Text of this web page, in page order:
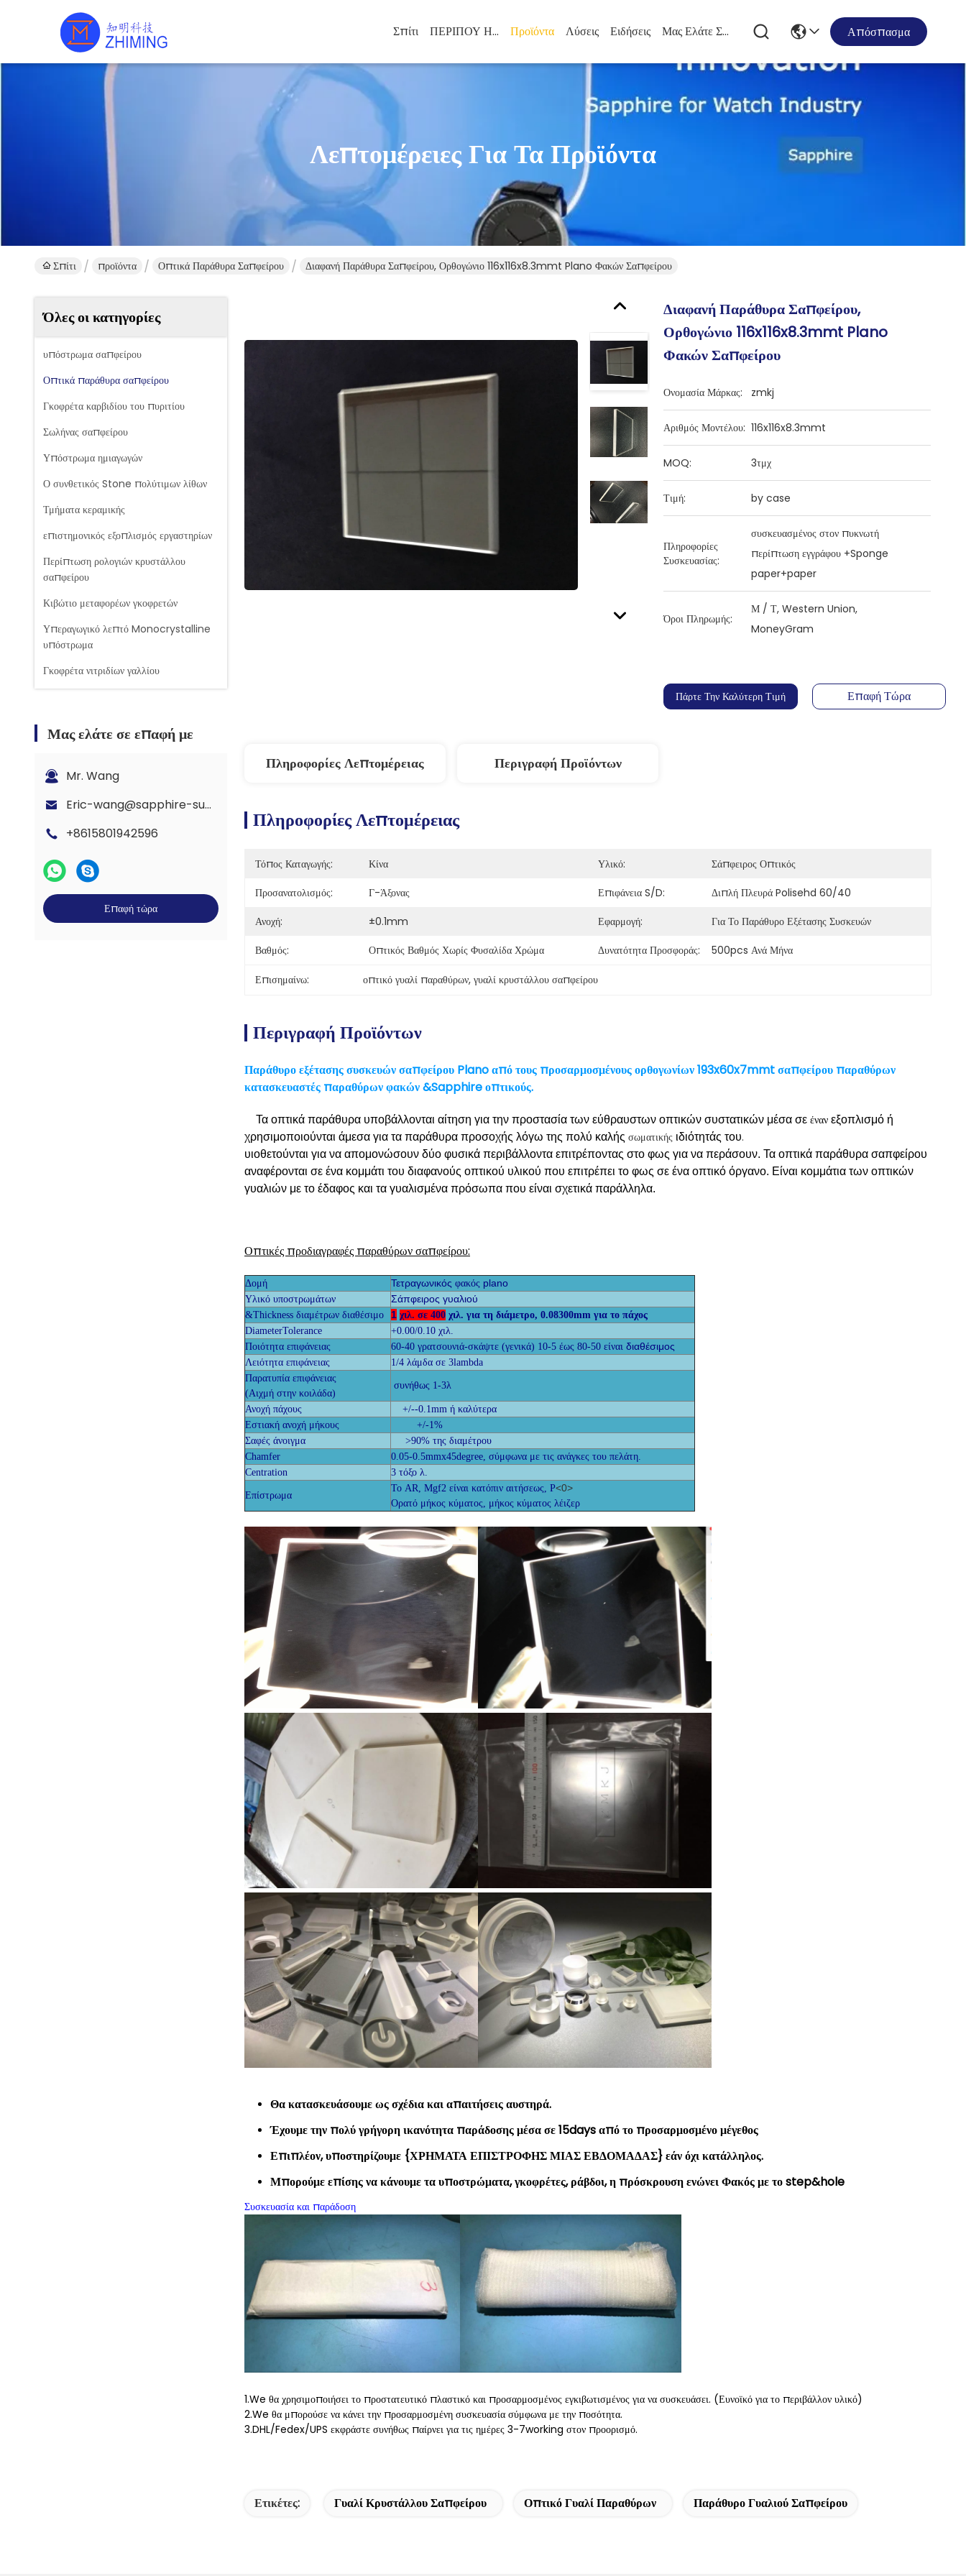
Σπίτι ΠΕΡΙΠΟΥ ΗΠΑ Προϊόντα Λύσεις Ειδήσεις Μας Ελάτε Σε Επαφή Με Απόσπασμα
Λεπτομέρειες Για Τα Προϊόντα
Σπίτι προϊόντα Οπτικά Παράθυρα Σαπφείρου Διαφανή Παράθυρα Σαπφείρου, Ορθογώνιο 116x116x8.3mmt Plano Φακών Σαπφείρου
Όλες οι κατηγορίες
υπόστρωμα σαπφείρου
Οπτικά παράθυρα σαπφείρου
Γκοφρέτα καρβιδίου του πυριτίου
Σωλήνας σαπφείρου
Υπόστρωμα ημιαγωγών
Ο συνθετικός Stone πολύτιμων λίθων
Τμήματα κεραμικής
επιστημονικός εξοπλισμός εργαστηρίων
Περίπτωση ρολογιών κρυστάλλου
σαπφείρου
Κιβώτιο μεταφορέων γκοφρετών
Υπεραγωγικό λεπτό Monocrystalline
υπόστρωμα
Γκοφρέτα νιτριδίων γαλλίου
Μας ελάτε σε επαφή με
Mr. Wang
Eric-wang@sapphire-substrate.com
+8615801942596
Επαφή τώρα
Διαφανή Παράθυρα Σαπφείρου,
Ορθογώνιο 116x116x8.3mmt Plano
Φακών Σαπφείρου
Ονομασία Μάρκας: zmkj
Αριθμός Μοντέλου: 116x116x8.3mmt
MOQ: 3τμχ
Τιμή: by case
Πληροφορίες
Συσκευασίας:
συσκευασμένος στον πυκνωτή
περίπτωση εγγράφου +Sponge
paper+paper
Όροι Πληρωμής:
Μ / Τ, Western Union,
MoneyGram
Πάρτε Την Καλύτερη Τιμή Επαφή Τώρα
Πληροφορίες Λεπτομέρειας Περιγραφή Προϊόντων
Πληροφορίες Λεπτομέρειας
Τόπος Καταγωγής: Κίνα Υλικό:
Σάπφειρος Οπτικός
Προσανατολισμός:
Γ-Άξονας Επιφάνεια S/D:
Διπλή Πλευρά Polisehd 60/40
Ανοχή:
±0.1mm Εφαρμογή:
Για Το Παράθυρο Εξέτασης Συσκευών
Βαθμός:
Οπτικός Βαθμός Χωρίς Φυσαλίδα Χρώμα Δυνατότητα Προσφοράς: 500pcs Ανά Μήνα
Επισημαίνω: οπτικό γυαλί παραθύρων, γυαλί κρυστάλλου σαπφείρου
Περιγραφή Προϊόντων
Παράθυρο εξέτασης συσκευών σαπφείρου Plano από τους προσαρμοσμένους ορθογωνίων 193x60x7mmt σαπφείρου παραθύρων
κατασκευαστές παραθύρων φακών &Sapphire οπτικούς.
Τα οπτικά παράθυρα υποβάλλονται αίτηση για την προστασία των εύθραυστων οπτικών συστατικών μέσα σε έναν εξοπλισμό ή
χρησιμοποιούνται άμεσα για τα παράθυρα προσοχής λόγω της πολύ καλής σωματικής ιδιότητάς του.
υιοθετούνται για να απομονώσουν δύο φυσικά περιβάλλοντα επιτρέποντας στο φως για να περάσουν. Τα οπτικά παράθυρα σαπφείρου
αναφέρονται σε ένα κομμάτι του διαφανούς οπτικού υλικού που επιτρέπει το φως σε ένα οπτικό όργανο. Είναι κομμάτια των οπτικών
γυαλιών με το έδαφος και τα γυαλισμένα πρόσωπα που είναι σχετικά παράλληλα.
Οπτικές προδιαγραφές παραθύρων σαπφείρου:
Δομή Τετραγωνικός φακός plano
Υλικό υποστρωμάτων Σάπφειρος γυαλιού
&Thickness διαμέτρων διαθέσιμο 1 χιλ. σε 400 χιλ. για τη διάμετρο, 0.08300mm για το πάχος
DiameterTolerance
+0.00/0.10 χιλ.
Ποιότητα επιφάνειας
60-40 γρατσουνιά-σκάψτε (γενικά) 10-5 έως 80-50 είναι διαθέσιμος
Λειότητα επιφάνειας
1/4 λάμδα σε 3lambda
Παρατυπία επιφάνειας
(Αιχμή στην κοιλάδα)
συνήθως 1-3λ
Ανοχή πάχους
+/--0.1mm ή καλύτερα
Εστιακή ανοχή μήκους
+/-1%
Σαφές άνοιγμα
>90% της διαμέτρου
Chamfer
0.05-0.5mmx45degree, σύμφωνα με τις ανάγκες του πελάτη.
Centration
3 τόξο λ.
Επίστρωμα
Το AR, Mgf2 είναι κατόπιν αιτήσεως, Ρ<0>
Ορατό μήκος κύματος, μήκος κύματος λέιζερ
Θα κατασκευάσουμε ως σχέδια και απαιτήσειςαυστηρά.
Έχουμε την πολύ γρήγορη ικανότητα παράδοσης μέσα σε 15days από το προσαρμοσμένο μέγεθος
Επιπλέον, υποστηρίζουμε {ΧΡΗΜΑΤΑ ΕΠΙΣΤΡΟΦΗΣ ΜΙΑΣ ΕΒΔΟΜΑΔΑΣ} εάν όχι κατάλληλος.
Μπορούμε επίσης να κάνουμε τα υποστρώματα, γκοφρέτες, ράβδοι, η πρόσκρουση ενώνει Φακός με το step&hole
Συσκευασία και παράδοση
1.We θα χρησιμοποιήσει το προστατευτικό πλαστικό και προσαρμοσμένος εγκιβωτισμένος για να συσκευάσει. (Ευνοϊκό για το περιβάλλον υλικό)
2.We θα μπορούσε να κάνει την προσαρμοσμένη συσκευασία σύμφωνα με την ποσότητα.
3.DHL/Fedex/UPS εκφράστε συνήθως παίρνει για τις ημέρες 3-7working στον προορισμό.
Ετικέτες: Γυαλί Κρυστάλλου Σαπφείρου Οπτικό Γυαλί Παραθύρων Παράθυρο Γυαλιού Σαπφείρου